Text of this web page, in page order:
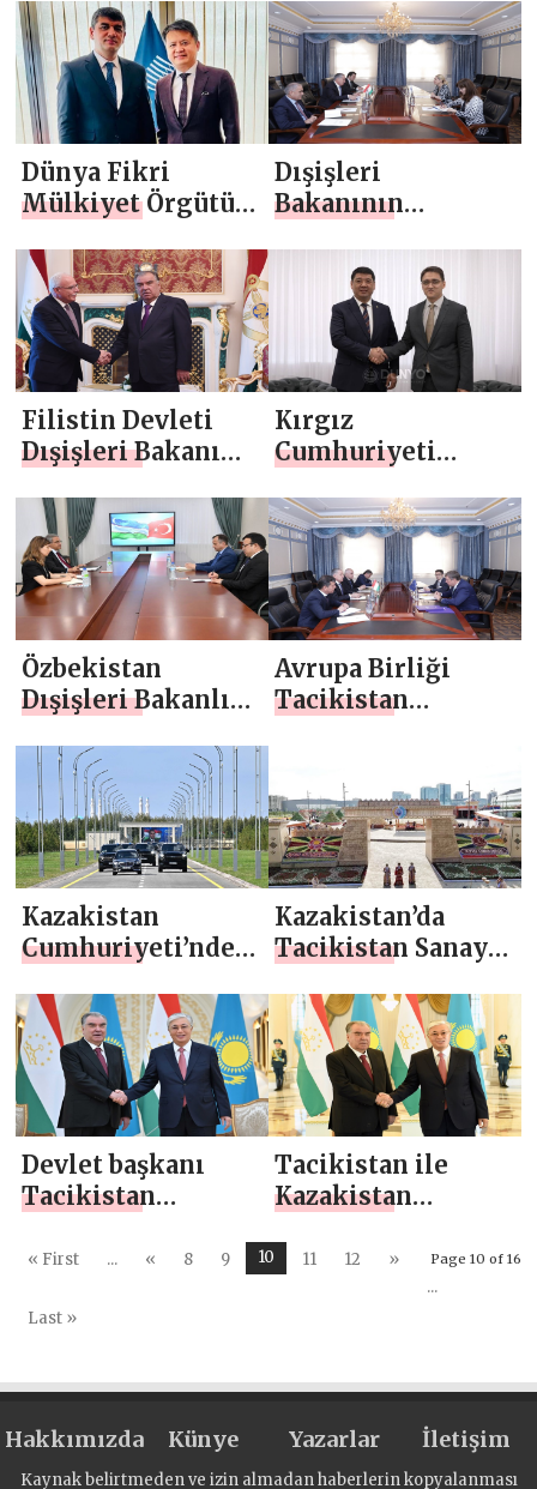
Başkanı ile
Toplantı
Dünya Fikri
Mülkiyet Örgütü
ile Toplantı
Dışişleri
Bakanının
Program Ofisi
Başkan Vekili ile
Görüşmesi
Filistin Devleti
Dışişleri Bakanı
Görüşme
Kırgız
Cumhuriyeti
Dışişleri
Bakanlığı’nda
görüşme
gerçekleştirildi
Özbekistan
Dışişleri Bakanlığı,
Büyükelçisi ile
görüşmeye ev
sahipliği yaptı
Avrupa Birliği
Tacikistan
Toplantı
Kazakistan
Cumhuriyeti’ndeki
Kazakistan’da
Tacikistan Sanayi
ile El Sanatları
Sergisine Ziyaret
Devlet başkanı
Tacikistan
görüştü
Tacikistan ile
Kazakistan
düzeyde toplantı
ve müzakereler
Page 10 of 16
« First ... « 8 9 10 11 12
»
...
Last »
Hakkımızda Künye Yazarlar İletişim
Kaynak belirtmeden ve izin almadan haberlerin kopyalanması